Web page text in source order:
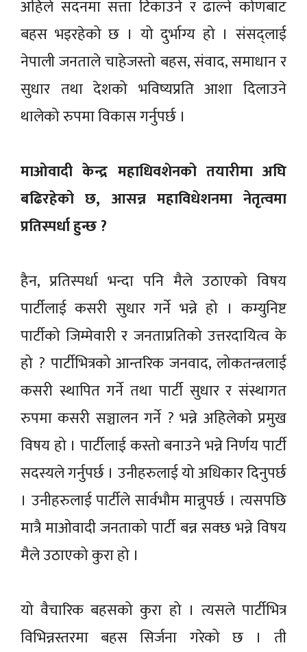
अहिले सदनमा सत्ता टिकाउने र ढाल्ने कोणबाट
बहस भइरहेको छ । यो दुर्भाग्य हो । संसद्लाई
नेपाली जनताले चाहेजस्तो बहस, संवाद, समाधान र
सुधार तथा देशको भविष्यप्रति आशा दिलाउने
थालेको रुपमा विकास गर्नुपर्छ ।
माओवादी केन्द्र महाधिवशेनको तयारीमा अघि
बढिरहेको छ, आसन्न महाविधेशनमा नेतृत्वमा
प्रतिस्पर्धा हुन्छ ?
हैन, प्रतिस्पर्धा भन्दा पनि मैले उठाएको विषय
पार्टीलाई कसरी सुधार गर्ने भन्ने हो । कम्युनिष्ट
पार्टीको जिम्मेवारी र जनताप्रतिको उत्तरदायित्व के
हो ? पार्टीभित्रको आन्तरिक जनवाद, लोकतन्त्रलाई
कसरी स्थापित गर्ने तथा पार्टी सुधार र संस्थागत
रुपमा कसरी सञ्चालन गर्ने ? भन्ने अहिलेको प्रमुख
विषय हो । पार्टीलाई कस्तो बनाउने भन्ने निर्णय पार्टी
सदस्यले गर्नुपर्छ । उनीहरुलाई यो अधिकार दिनुपर्छ
। उनीहरुलाई पार्टीले सार्वभौम मान्नुपर्छ । त्यसपछि
मात्रै माओवादी जनताको पार्टी बन्न सक्छ भन्ने विषय
मैले उठाएको कुरा हो ।
यो वैचारिक बहसको कुरा हो । त्यसले पार्टीभित्र
विभिन्नस्तरमा बहस सिर्जना गरेको छ । ती